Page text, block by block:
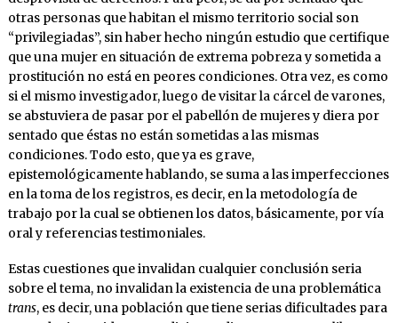
otras personas que habitan el mismo territorio social son
“privilegiadas”, sin haber hecho ningún estudio que certifique
que una mujer en situación de extrema pobreza y sometida a
prostitución no está en peores condiciones. Otra vez, es como
si el mismo investigador, luego de visitar la cárcel de varones,
se abstuviera de pasar por el pabellón de mujeres y diera por
sentado que éstas no están sometidas a las mismas
condiciones. Todo esto, que ya es grave,
epistemológicamente hablando, se suma a las imperfecciones
en la toma de los registros, es decir, en la metodología de
trabajo por la cual se obtienen los datos, básicamente, por vía
oral y referencias testimoniales.
Estas cuestiones que invalidan cualquier conclusión seria
sobre el tema, no invalidan la existencia de una problemática
trans, es decir, una población que tiene serias dificultades para